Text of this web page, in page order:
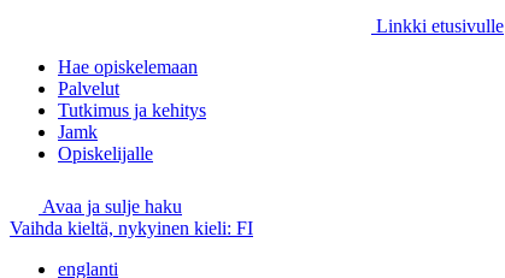
Linkki etusivulle
Hae opiskelemaan
Palvelut
Tutkimus ja kehitys
Jamk
Opiskelijalle
Avaa ja sulje haku
Vaihda kieltä, nykyinen kieli: FI
englanti